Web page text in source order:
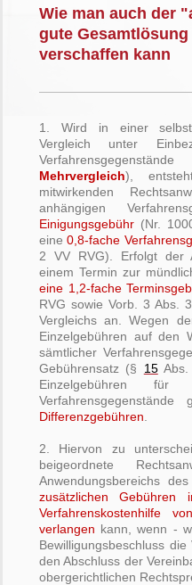
Wie man auch der
gute
verschaffen kann
1. Wird in einer
Vergleich unter
Mehrvergleich),
mitwirkenden
anhängigen
Einigungsgebühr (Nr.
eine0,8-fache
2 VV RVG). Erfolgt der
einem Termin zur
eine 1,2-fache
RVG sowie Vorb. 3 Abs.
Vergleichs an. Wegen
Einzelgebühren auf den
sämtlicher
Gebührensatz (§ 15Abs.
Einzelgebühren
Differenzgebühren
2. Hiervon zu
beigeordnete
Anwendungsbereichs
zusätzlichen Gebühren
Verfahrenskostenhilfe
verlangen kann, wenn -
Bewilligungsbeschluss
den Abschluss der
obergerichtlichen